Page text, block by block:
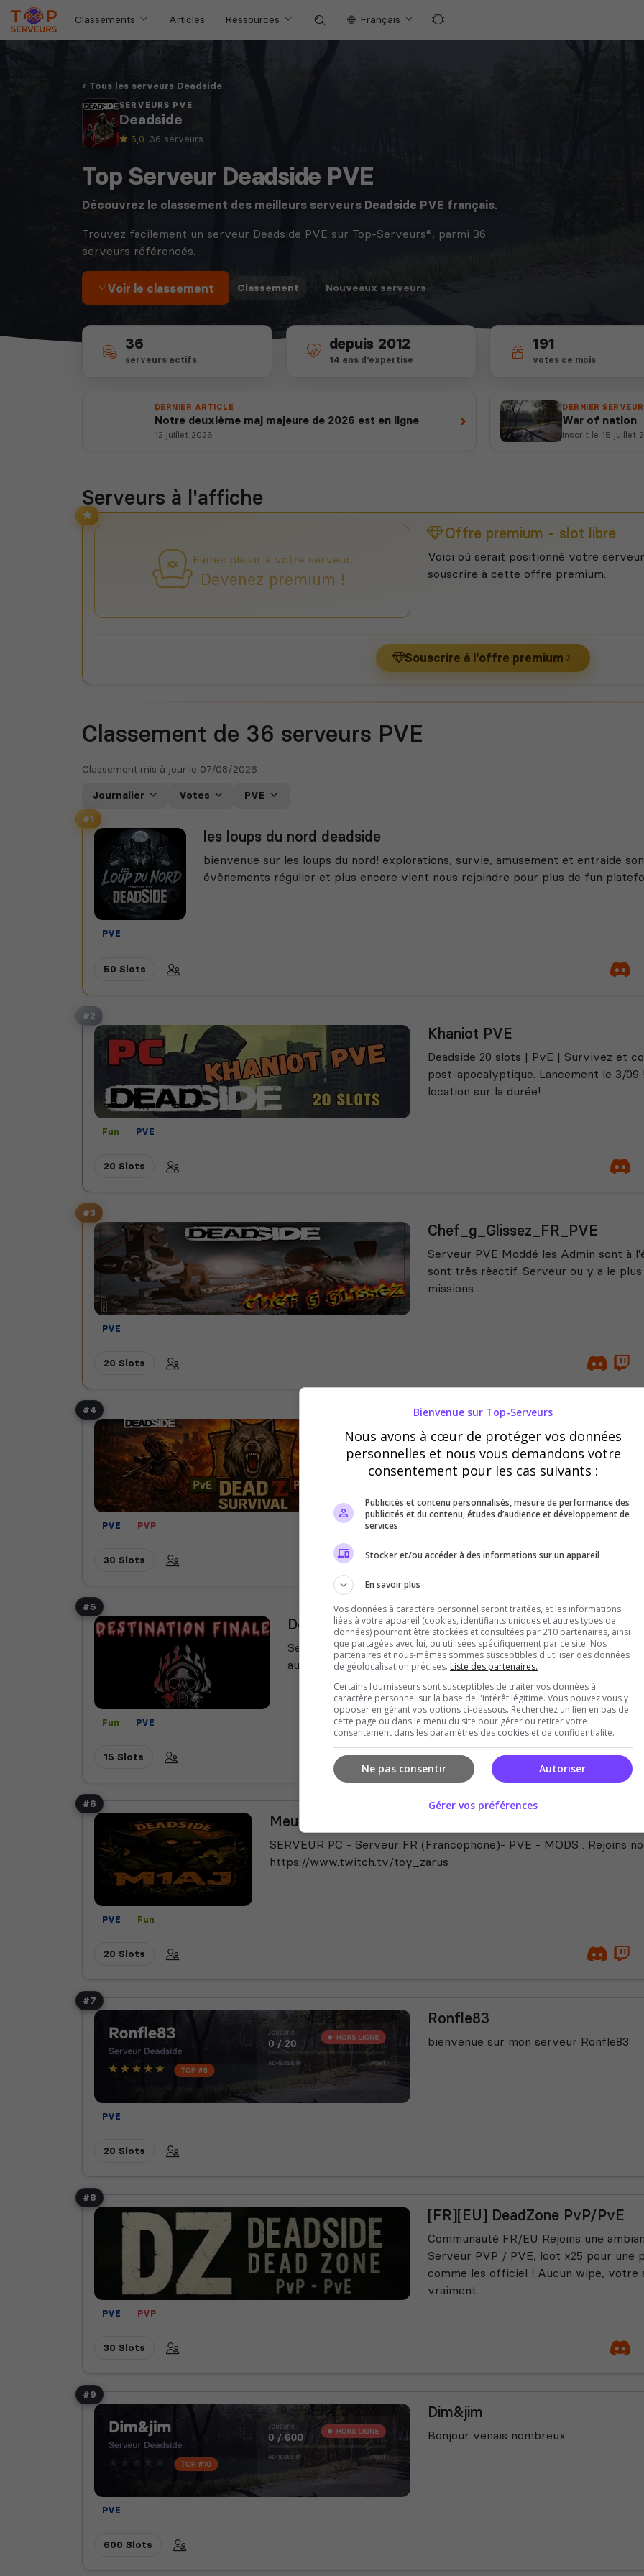
Classements Articles Ressources Français
Tous les serveurs Deadside
SERVEURS PVE
Deadside
5,0· 36 serveurs
Top Serveur Deadside PVE
Découvrez le classement des meilleurs serveurs Deadside PVE français.
Trouvez facilement un serveur Deadside PVE sur Top-Serveurs®, parmi 36
serveurs référencés.
Voir le classement Classement · Nouveaux serveurs
36
serveurs actifs
depuis 2012
14 ans d'expertise
191
votes ce mois
DERNIER ARTICLE
Notre deuxième maj majeure de 2026 est en ligne
12 juillet 2026
›
DERNIER
War of nation
inscrit le 15 juillet
Serveurs à l'affiche
Faites plaisir à votre serveur,
Devenez premium !
Offre premium - slot libre
Voici où serait positionné votre
souscrire à cette offre premium.
Souscrire à l'offre premium
Classement de 36 serveurs PVE
Classement mis à jour le 07/08/2026
Journalier Votes PVE
#1
PVE
les loups du nord deadside
bienvenue sur les loups du nord! explorations, survie, amusement et entraide
évènements régulier et plus encore vient nous rejoindre pour plus de fun
50 Slots
#2
Fun PVE
Khaniot PVE
Deadside 20 slots | PvE | Survivez et
post-apocalyptique. Lancement le 3/
location sur la durée!
20 Slots
#3
PVE
Chef_g_Glissez_FR_PVE
Serveur PVE Moddé les Admin sont à
sont très rèactif. Serveur ou y a le
missions .
20 Slots
#4
PVE PVP
FR [ DEAD Z SURVIVAL ] # 1
- NO WIPE
✅ Semaine (Lundi → Vendredi)🔸
💣 RAID : 24h/24 🎉 Évents • 🎒 Kits
No cheat 👥 Max 5 par team 🌍 FR / EN...
30 Slots
#5
Fun PVE
Destination Finale
Serveur moddé, bots hardcore, loot minimal. Pas de PVP. Ouvert
autres joueurs. Modos présents, discord non obligatoire.
15 Slots
#6
PVE Fun
Meurs un autre jour
SERVEUR PC - Serveur FR (Francophone)- PVE - MODS . Rejoins
https://www.twitch.tv/toy_zarus
20 Slots
#7
PVE
Ronfle83
bienvenue sur mon serveur Ronfle83
20 Slots
#8
PVE PVP
[FR][EU] DeadZone PvP/PvE
Communauté FR/EU Rejoins une
Serveur PVP / PVE, loot x25 pour une
comme les officiel ! Aucun wipe, votre
vraiment
30 Slots
#9
PVE
Dim&jim
Bonjour venais nombreux
600 Slots
Bienvenue sur Top-Serveurs
Nous avons à cœur de protéger vos données
personnelles et nous vous demandons votre
consentement pour les cas suivants :
Publicités et contenu personnalisés, mesure de performance des
publicités et du contenu, études d’audience et développement de
services
Stocker et/ou accéder à des informations sur un appareil
En savoir plus
Vos données à caractère personnel seront traitées, et les informations
liées à votre appareil (cookies, identifiants uniques et autres types de
données) pourront être stockées et consultées par 210 partenaires, ainsi
que partagées avec lui, ou utilisées spécifiquement par ce site. Nos
partenaires et nous-mêmes sommes susceptibles d'utiliser des données
de géolocalisation précises. Liste des partenaires.
Certains fournisseurs sont susceptibles de traiter vos données à
caractère personnel sur la base de l'intérêt légitime. Vous pouvez vous y
opposer en gérant vos options ci-dessous. Recherchez un lien en bas de
cette page ou dans le menu du site pour gérer ou retirer votre
consentement dans les paramètres des cookies et de confidentialité.
Autoriser
Ne pas consentir
Gérer vos préférences